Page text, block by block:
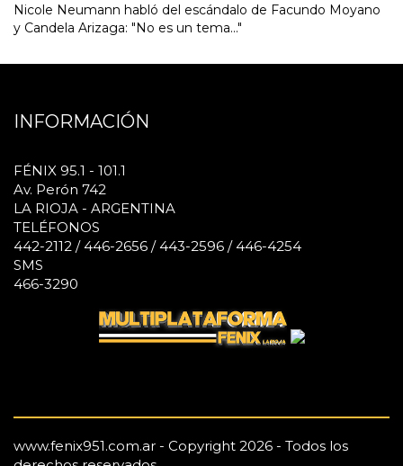
Nicole Neumann habló del escándalo de Facundo Moyano
y Candela Arizaga: "No es un tema..."
INFORMACIÓN
FÉNIX 95.1 - 101.1
Av. Perón 742
LA RIOJA - ARGENTINA
TELÉFONOS
442-2112 / 446-2656 / 443-2596 / 446-4254
SMS
466-3290
www.fenix951.com.ar - Copyright 2026 - Todos los